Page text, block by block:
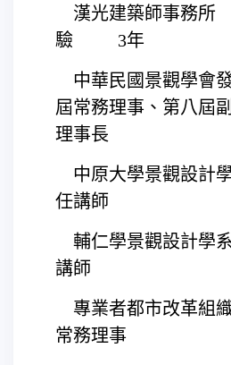
 漢光建築師事
驗 3年
 中華民國景觀學會
屆常務理事、第八屆
理事長
 中原大學景觀設計
任講師
 輔仁學景觀設計學
講師
 專業者都市改革組
常務理事